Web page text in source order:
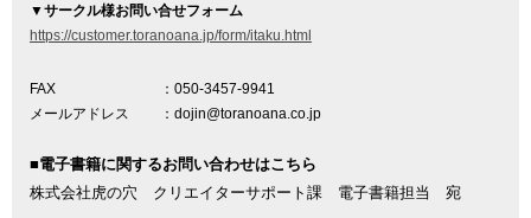
▼サークル様お問い合せフォーム
https://customer.toranoana.jp/form/itaku.html
FAX
：050-3457-9941
メールアドレス
：dojin@toranoana.co.jp
■電子書籍に関するお問い合わせはこちら
株式会社虎の穴 クリエイターサポート課 電子書籍担当 宛